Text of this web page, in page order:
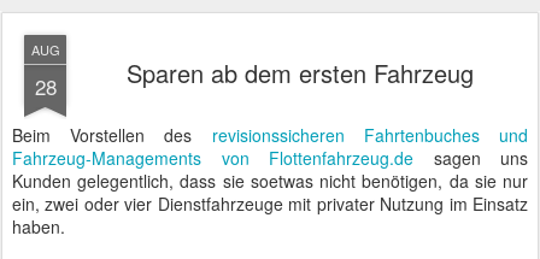
AUG
28 Sparen ab dem ersten Fahrzeug
Beim Vorstellen des revisionssicheren Fahrtenbuches und
Fahrzeug-Managements von Flottenfahrzeug.de sagen uns
Kunden gelegentlich, dass sie soetwas nicht benötigen, da sie nur
ein, zwei oder vier Dienstfahrzeuge mit privater Nutzung im Einsatz
haben.